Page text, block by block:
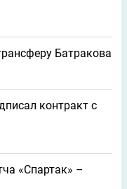
Батракова
контракт с
«Спартак» –